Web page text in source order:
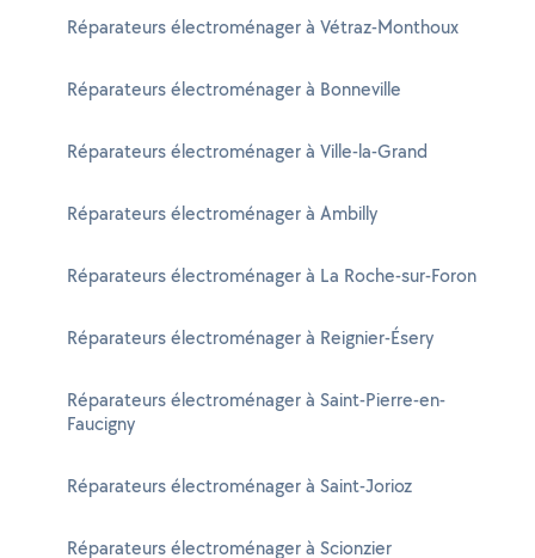
Réparateurs électroménager à Vétraz-Monthoux
Réparateurs électroménager à Bonneville
Réparateurs électroménager à Ville-la-Grand
Réparateurs électroménager à Ambilly
Réparateurs électroménager à La Roche-sur-Foron
Réparateurs électroménager à Reignier-Ésery
Réparateurs électroménager à Saint-Pierre-en-
Faucigny
Réparateurs électroménager à Saint-Jorioz
Réparateurs électroménager à Scionzier